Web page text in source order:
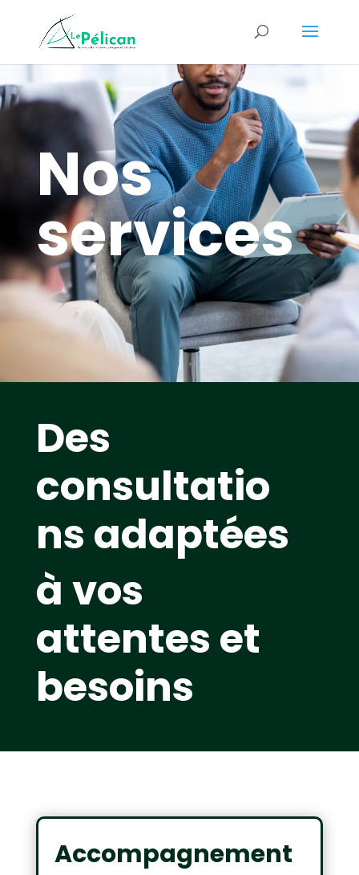
Nos
services
Des
consultatio
ns adaptées
à vos
attentes et
besoins
Accompagnement